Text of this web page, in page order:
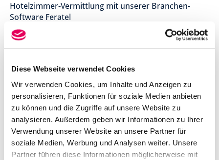
Diese Webseite verwendet Cookies
Wir verwenden Cookies, um Inhalte und Anzeigen zu
personalisieren, Funktionen für soziale Medien anbieten
zu können und die Zugriffe auf unsere Website zu
analysieren. Außerdem geben wir Informationen zu Ihrer
Verwendung unserer Website an unsere Partner für
soziale Medien, Werbung und Analysen weiter. Unsere
Partner führen diese Informationen möglicherweise mit
Hotelzimmer-Vermittlung mit unserer Branchen-
Software Feratel
- Souvenir-Dealer*in
– Du bringst Hameln-
Erinnerungen an den Mann/die Frau und managst
dabei die Kasse wie ein
-Post-Virtuose*in– Du kümmerst du dich um
den Postversand unserer Materialien
WAS DU MITBRINGEN SOLLST – Deine Geschichte
- Idealerweise eine kaufmännische oder
artverwandte Ausbildung
-Ein offenes Ohr und Gespür für Kundenwünsche